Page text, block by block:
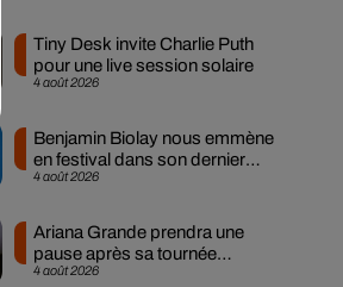
4 août 2026
Tiny Desk invite Charlie Puth
pour une live session solaire
4 août 2026
Benjamin Biolay nous emmène
en festival dans son dernier
clip
4 août 2026
Ariana Grande prendra une
pause après sa tournée
mondiale